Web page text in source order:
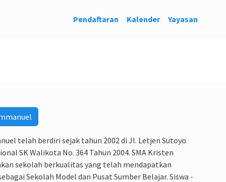
Pendaftaran Kalender Yayasan
telah berdiri sejak tahun 2002 di Jl. Letjen Sutoyo
SK Walikota No. 364 Tahun 2004. SMA Kristen
sekolah berkualitas yang telah mendapatkan
Sekolah Model dan Pusat Sumber Belajar. Siswa -